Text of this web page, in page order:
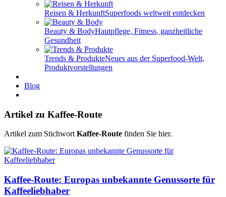
Reisen & HerkunftSuperfoods weltweit entdecken
Beauty & BodyHautpflege, Fitness, ganzheitliche
Gesundheit
Trends & ProdukteNeues aus der Superfood-Welt,
Produktvorstellungen
Blog
Artikel zu Kaffee-Route
Artikel zum StichwortKaffee-Route finden Sie hier.
Kaffee-Route: Europas unbekannte Genussorte für
Kaffeeliebhaber